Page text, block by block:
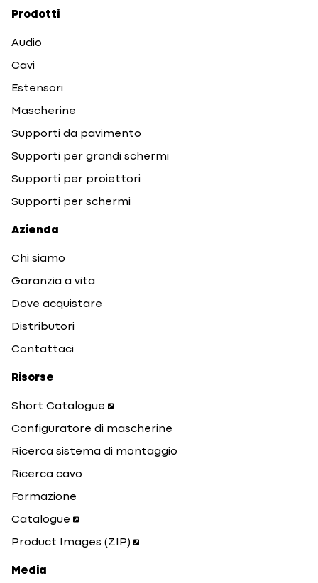
Prodotti
Audio
Cavi
Estensori
Mascherine
Supporti da pavimento
Supporti per grandi schermi
Supporti per proiettori
Supporti per schermi
Azienda
Chi siamo
Garanzia a vita
Dove acquistare
Distributori
Contattaci
Risorse
Short Catalogue
Configuratore di mascherine
Ricerca sistema di montaggio
Ricerca cavo
Formazione
Catalogue
Product Images (ZIP)
Media